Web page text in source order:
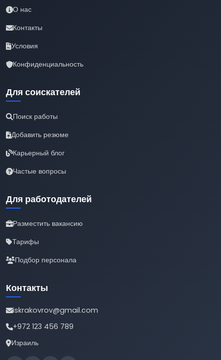
О нас
Контакты
Условия
Конфиденциальность
Для соискателей
Поиск работы
Добавить резюме
Карьерный блог
Частые вопросы
Для работодателей
Разместить вакансию
Тарифы
Подбор персонала
Контакты
iskrakovrov@gmail.com
+972 123 456 789
Израиль